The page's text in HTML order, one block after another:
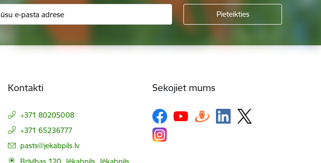
Kontakti
+371 80205008
+371 65236777
E-pasts:
pasts@jekabpils.lv
Sekojiet mums